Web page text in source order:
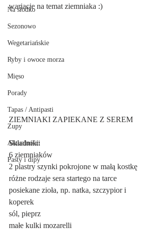
Na słodko
Sezonowo
Wegetariańskie
Ryby i owoce morza
Mięso
Porady
Tapas / Antipasti
Zupy
Aktualności
Pasty i dipy
wariacje na temat ziemniaka :)
ZIEMNIAKI ZAPIEKANE Z SEREM
Składniki:
6 ziemniaków
2 plastry szynki pokrojone w małą kostkę
różne rodzaje sera startego na tarce
posiekane zioła, np. natka, szczypior i
koperek
sól, pieprz
małe kulki mozarelli